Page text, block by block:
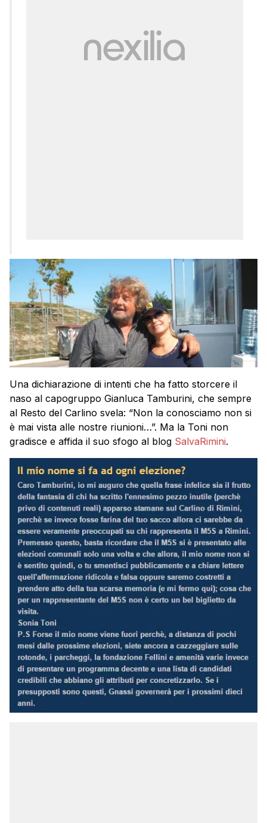
Una dichiarazione di intenti che ha fatto storcere il
naso al capogruppo Gianluca Tamburini, che sempre
al Resto del Carlino svela: “Non la conosciamo non si
è mai vista alle nostre riunioni…”. Ma la Toni non
gradisce e affida il suo sfogo al blog SalvaRimini.